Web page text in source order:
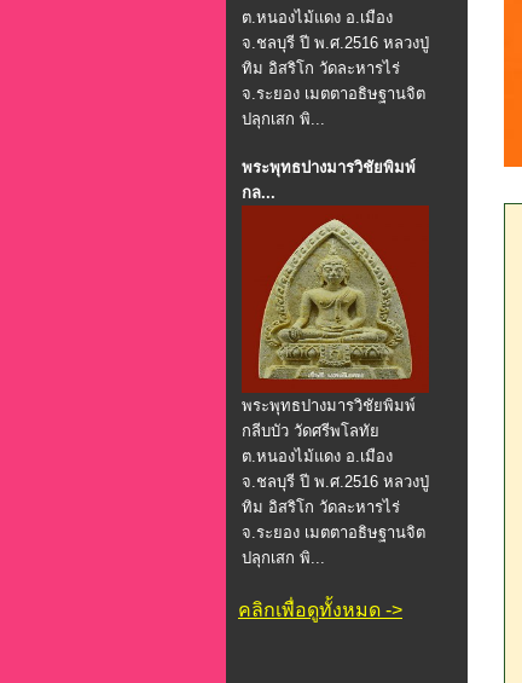
ต.หนองไม้แดง อ.เมือง
จ.ชลบุรี ปี พ.ศ.2516 หลวงปู่
ทิม อิสริโก วัดละหารไร่
จ.ระยอง เมตตาอธิษฐานจิต
ปลุกเสก พิ...
พระพุทธปางมารวิชัยพิมพ์
กล...
พระพุทธปางมารวิชัยพิมพ์
กลีบบัว วัดศรีพโลทัย
ต.หนองไม้แดง อ.เมือง
จ.ชลบุรี ปี พ.ศ.2516 หลวงปู่
ทิม อิสริโก วัดละหารไร่
จ.ระยอง เมตตาอธิษฐานจิต
ปลุกเสก พิ...
คลิกเพื่อดูทั้งหมด ->